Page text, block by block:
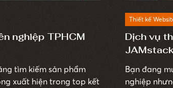
nghiệp TPHCM
tìm kiếm sản phẩm
xuất hiện trong top kết
Thiết kế
Dịch vụ
Bạn đang
nghiệp